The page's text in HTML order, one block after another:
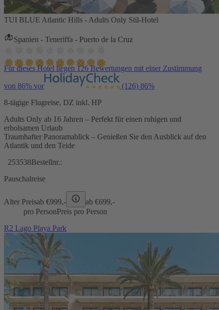
TUI BLUE Atlantic Hills - Adults Only Stil-Hotel
Spanien - Teneriffa - Puerto de la Cruz
Für dieses Hotel liegen 126 Bewertungen mit einer Zustimmung
von 86% vor (126) 86%
8-tägige Flugreise, DZ inkl. HP
Adults Only ab 16 Jahren – Perfekt für einen ruhigen und
erholsamen Urlaub
Traumhafter Panoramablick – Genießen Sie den Ausblick auf den
Atlantik und den Teide
253538Bestellnr.:
Pauschalreise
Alter Preisab €999,- ab €699,-
pro PersonPreis pro Person
R2 Lago Playa Park